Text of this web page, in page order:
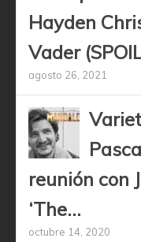
Hayden
Vader
agosto 26, 2021
reunión con
‘The...
octubre 14, 2020